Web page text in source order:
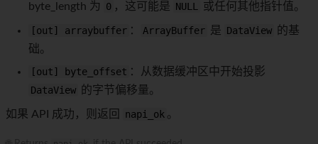
byte_length 为
0 ，这可能是 NULL 或任何其他指针值。
[out] arraybuffer ： ArrayBuffer 是 DataView
的基
础。
[out] byte_offset ：从数据缓冲区中开始投影
DataView
的字节偏移量。
如果 API 成功，则返回 napi_ok 。